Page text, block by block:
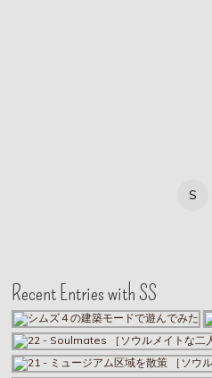
S
Recent Entries with SS